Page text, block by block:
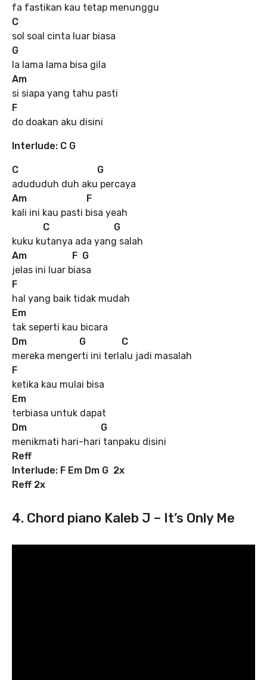
fa fastikan kau tetap menunggu
C
sol soal cinta luar biasa
G
la lama lama bisa gila
Am
si siapa yang tahu pasti
F
do doakan aku disini
Interlude: C G
C
G
adududuh duh aku percaya
Am
F
kali ini kau pasti bisa yeah
C
G
kuku kutanya ada yang salah
Am
F G
jelas ini luar biasa
F
hal yang baik tidak mudah
Em
tak seperti kau bicara
Dm
G
C
mereka mengerti ini terlalu jadi masalah
F
ketika kau mulai bisa
Em
terbiasa untuk dapat
Dm
G
menikmati hari-hari tanpaku disini
Reff
Interlude: F Em Dm G 2x
Reff 2x
4. Chord piano Kaleb J – It’s Only Me